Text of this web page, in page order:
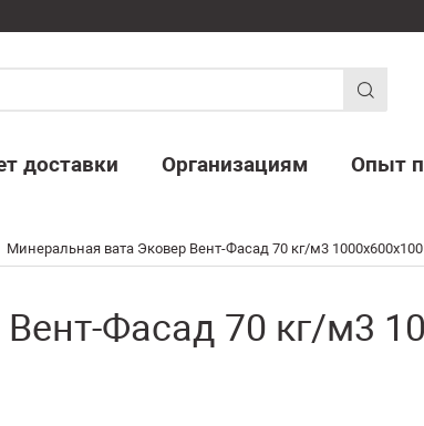
Минеральная вата Эковер Вент-Фасад 70 кг/м3
Фасад 70 кг/м3
доставки Организациям Опыт